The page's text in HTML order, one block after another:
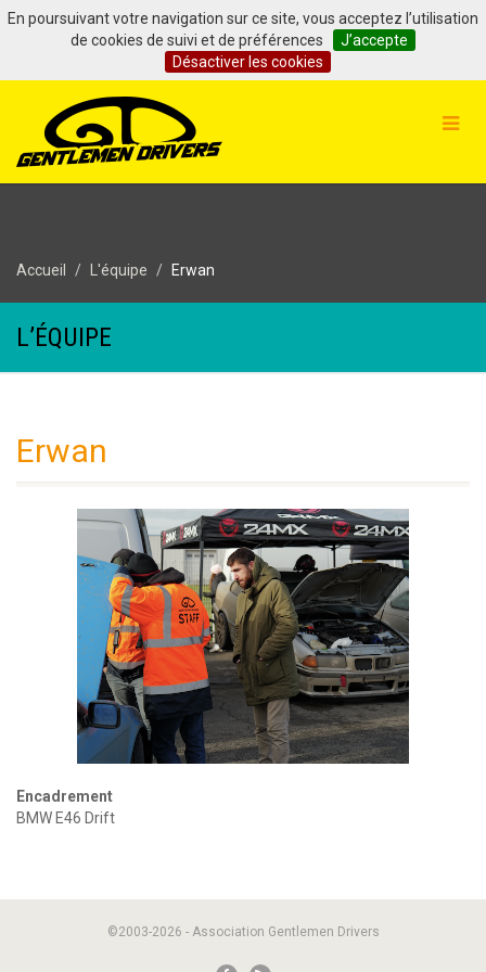
En poursuivant votre navigation sur ce site, vous acceptez l’utilisation
de cookies de suivi et de préférences
J’accepte
Désactiver les cookies
Accueil L'équipe Erwan
L’ÉQUIPE
Erwan
Encadrement
BMW E46 Drift
©2003-2026 - Association Gentlemen Drivers